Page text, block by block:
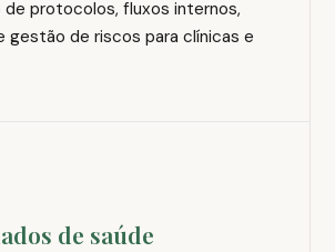
protocolos, fluxos internos,
gestão de riscos para clínicas e
de saúde